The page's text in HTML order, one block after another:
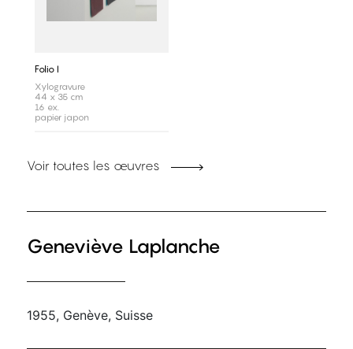
Folio I
Xylogravure
44 x 35 cm
16 ex.
papier japon
Voir toutes les œuvres
Geneviève Laplanche
1955, Genève, Suisse